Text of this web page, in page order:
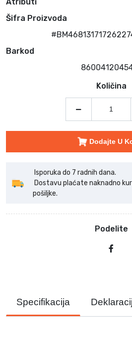
Šifra Proizvoda
Barkod
Količina
Dodajte U
Isporuka do 7 radnih dana.
Dostavu plaćate naknadno
pošiljke.
Podelite
Specifikacija